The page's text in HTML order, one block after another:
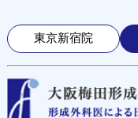
東京新宿院